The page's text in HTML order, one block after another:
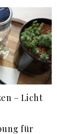
– Licht
für